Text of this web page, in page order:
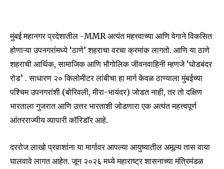
मुंबई महानगर प्रदेशातील -MMR अत्यंत महत्त्वाच्या आणि वेगाने विकसित
होणाऱ्या उपनगरांमध्ये ‘ठाणे’ शहराचा वरचा क्रमांक लागतो. आणि या ठाणे
शहराची आर्थिक, सामाजिक आणि भौगोलिक जीवनवाहिनी म्हणजे ‘घोडबंदर
रोड’ . साधारण २० किलोमीटर लांबीचा हा मार्ग केवळ ठाण्याला मुंबईच्या
पश्चिम उपनगरांशी (बोरिवली, मीरा-भायंदर) जोडत नाही, तर तो दक्षिण
भारताला गुजरात आणि उत्तर भारताशी जोडणारा एक अत्यंत महत्त्वपूर्ण
आंतरराज्यीय व्यापारी कॉरिडॉर आहे.
दररोज लाखो प्रवाशांना या मार्गावर आपल्या आयुष्यातील अमूल्य तास वाया
घालवावे लागत आहेत. जून २०२६ मध्ये महाराष्ट्र शासनाच्या मंत्रिमंडळ